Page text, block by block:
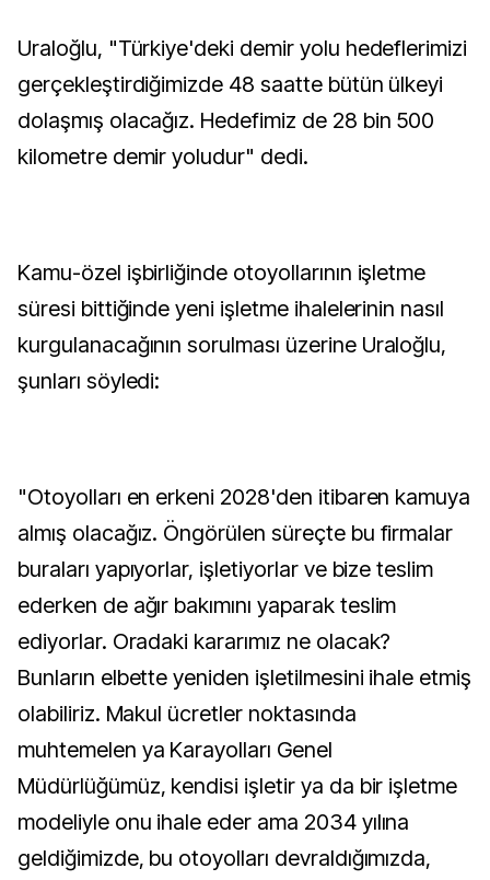
Uraloğlu, "Türkiye'deki demir yolu hedeflerimizi
gerçekleştirdiğimizde 48 saatte bütün ülkeyi
dolaşmış olacağız. Hedefimiz de 28 bin 500
kilometre demir yoludur" dedi.
Kamu-özel işbirliğinde otoyollarının işletme
süresi bittiğinde yeni işletme ihalelerinin nasıl
kurgulanacağının sorulması üzerine Uraloğlu,
şunları söyledi:
"Otoyolları en erkeni 2028'den itibaren kamuya
almış olacağız. Öngörülen süreçte bu firmalar
buraları yapıyorlar, işletiyorlar ve bize teslim
ederken de ağır bakımını yaparak teslim
ediyorlar. Oradaki kararımız ne olacak?
Bunların elbette yeniden işletilmesini ihale etmiş
olabiliriz. Makul ücretler noktasında
muhtemelen ya Karayolları Genel
Müdürlüğümüz, kendisi işletir ya da bir işletme
modeliyle onu ihale eder ama 2034 yılına
geldiğimizde, bu otoyolları devraldığımızda,